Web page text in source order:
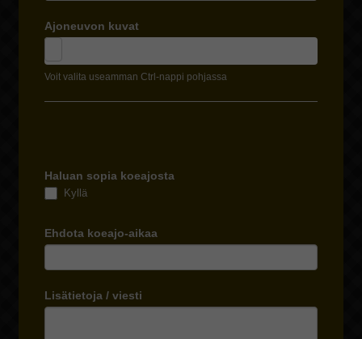
Ajoneuvon kuvat
Voit valita useamman Ctrl-nappi pohjassa
Haluan sopia koeajosta
Kyllä
Ehdota koeajo-aikaa
Lisätietoja / viesti